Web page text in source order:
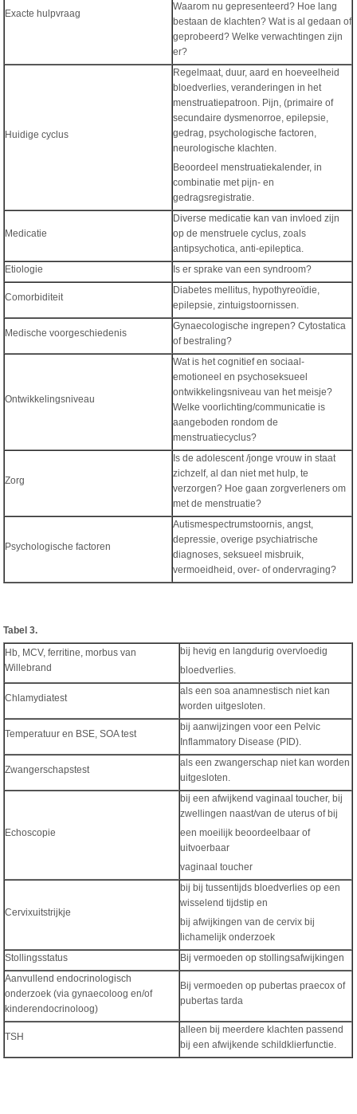
Exacte hulpvraag
Waarom nu gepresenteerd? Hoe lang
bestaan de klachten? Wat is al gedaan of
geprobeerd? Welke verwachtingen zijn
er?
Huidige cyclus
Regelmaat, duur, aard en hoeveelheid
bloedverlies, veranderingen in het
menstruatiepatroon. Pijn, (primaire of
secundaire dysmenorroe, epilepsie,
gedrag, psychologische factoren,
neurologische klachten.
Beoordeel menstruatiekalender, in
combinatie met pijn- en
gedragsregistratie.
Medicatie
Diverse medicatie kan van invloed zijn
op de menstruele cyclus, zoals
antipsychotica, anti-epileptica.
Etiologie
Is er sprake van een syndroom?
Comorbiditeit
Diabetes mellitus, hypothyreoïdie,
epilepsie, zintuigstoornissen.
Medische voorgeschiedenis
Gynaecologische ingrepen? Cytostatica
of bestraling?
Ontwikkelingsniveau
Wat is het cognitief en sociaal-
emotioneel en psychoseksueel
ontwikkelingsniveau van het meisje?
Welke voorlichting/communicatie is
aangeboden rondom de
menstruatiecyclus?
Zorg
Is de adolescent /jonge vrouw in staat
zichzelf, al dan niet met hulp, te
verzorgen? Hoe gaan zorgverleners om
met de menstruatie?
Psychologische factoren
Autismespectrumstoornis, angst,
depressie, overige psychiatrische
diagnoses, seksueel misbruik,
vermoeidheid, over- of ondervraging?
Tabel 3.
Hb, MCV, ferritine, morbus van
Willebrand
bij hevig en langdurig overvloedig
bloedverlies.
Chlamydiatest
als een soa anamnestisch niet kan
worden uitgesloten.
Temperatuur en BSE, SOA test
bij aanwijzingen voor een Pelvic
Inflammatory Disease (PID).
Zwangerschapstest
als een zwangerschap niet kan worden
uitgesloten.
Echoscopie
bij een afwijkend vaginaal toucher, bij
zwellingen naast/van de uterus of bij
een moeilijk beoordeelbaar of
uitvoerbaar
vaginaal toucher
Cervixuitstrijkje
bij bij tussentijds bloedverlies op een
wisselend tijdstip en
bij afwijkingen van de cervix bij
lichamelijk onderzoek
Stollingsstatus
Bij vermoeden op stollingsafwijkingen
Aanvullend endocrinologisch
onderzoek (via gynaecoloog en/of
kinderendocrinoloog)
Bij vermoeden op pubertas praecox of
pubertas tarda
TSH
alleen bij meerdere klachten passend
bij een afwijkende schildklierfunctie.